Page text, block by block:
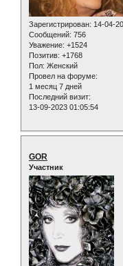
Зарегистрирован: 14-04-
Сообщений: 756
Уважение: +1524
Позитив: +1768
Пол: Женский
Провел на форуме:
1 месяц 7 дней
Последний визит:
13-09-2023 01:05:54
GOR
Участник